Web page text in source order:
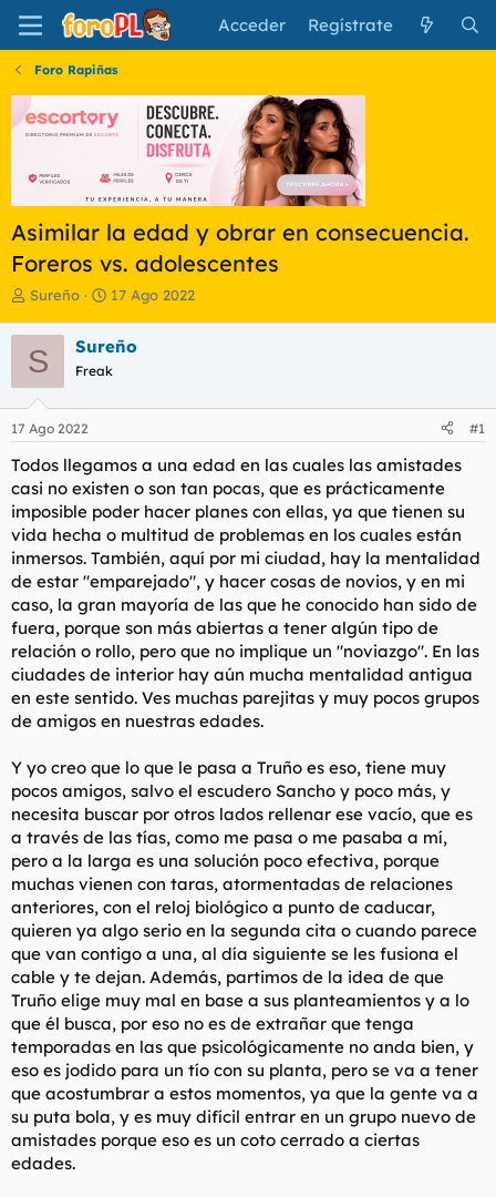
Acceder Regístrate
Foro Rapiñas
Asimilar la edad y obrar en consecuencia.
Foreros vs. adolescentes
I
i
c
i
a
d
o
d
e
l
t
e
a
Sureño
F
h
a
e
i
c
i
o
17 Ago 2022
S Sureño
Freak
17 Ago 2022 #1
Todos llegamos a una edad en las cuales las amistades
casi no existen o son tan pocas, que es prácticamente
imposible poder hacer planes con ellas, ya que tienen su
vida hecha o multitud de problemas en los cuales están
inmersos. También, aquí por mi ciudad, hay la mentalidad
de estar "emparejado", y hacer cosas de novios, y en mi
caso, la gran mayoría de las que he conocido han sido de
fuera, porque son más abiertas a tener algún tipo de
relación o rollo, pero que no implique un "noviazgo". En las
ciudades de interior hay aún mucha mentalidad antigua
en este sentido. Ves muchas parejitas y muy pocos grupos
de amigos en nuestras edades.
Y yo creo que lo que le pasa a Truño es eso, tiene muy
pocos amigos, salvo el escudero Sancho y poco más, y
necesita buscar por otros lados rellenar ese vacío, que es
a través de las tías, como me pasa o me pasaba a mí,
pero a la larga es una solución poco efectiva, porque
muchas vienen con taras, atormentadas de relaciones
anteriores, con el reloj biológico a punto de caducar,
quieren ya algo serio en la segunda cita o cuando parece
que van contigo a una, al día siguiente se les fusiona el
cable y te dejan. Además, partimos de la idea de que
Truño elige muy mal en base a sus planteamientos y a lo
que él busca, por eso no es de extrañar que tenga
temporadas en las que psicológicamente no anda bien, y
eso es jodido para un tío con su planta, pero se va a tener
que acostumbrar a estos momentos, ya que la gente va a
su puta bola, y es muy difícil entrar en un grupo nuevo de
amistades porque eso es un coto cerrado a ciertas
edades.